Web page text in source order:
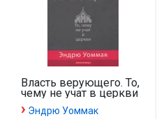
Власть верующего. То,
чему не учат в церкви
› Эндрю Уоммак